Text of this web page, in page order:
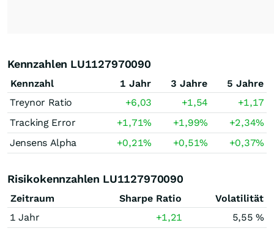
Kennzahlen LU1127970090
Kennzahl 1 Jahr 3 Jahre
5 Jahre
Treynor Ratio
+6,03 +1,54
+1,17
Tracking Error
+1,71% +1,99% +2,34%
Jensens Alpha
+0,21% +0,51% +0,37%
Risikokennzahlen LU1127970090
Zeitraum Sharpe Ratio
Volatilität
1 Jahr
+1,21
5,55 %